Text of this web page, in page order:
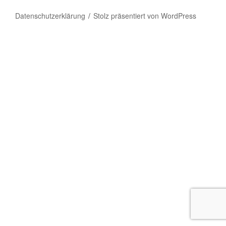
Datenschutzerklärung Stolz präsentiert von WordPress